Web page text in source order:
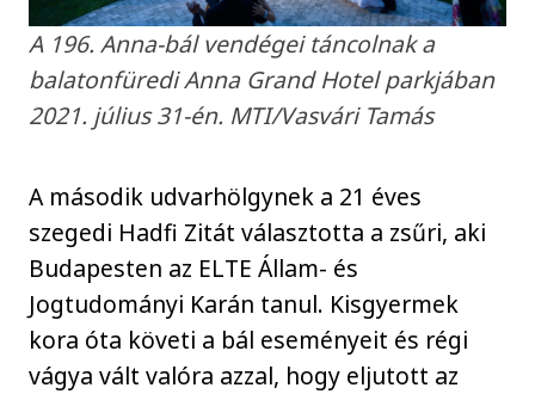
A 196. Anna-bál vendégei táncolnak a
balatonfüredi Anna Grand Hotel parkjában
2021. július 31-én. MTI/Vasvári Tamás
A második udvarhölgynek a 21 éves
szegedi Hadfi Zitát választotta a zsűri, aki
Budapesten az ELTE Állam- és
Jogtudományi Karán tanul. Kisgyermek
kora óta követi a bál eseményeit és régi
vágya vált valóra azzal, hogy eljutott az